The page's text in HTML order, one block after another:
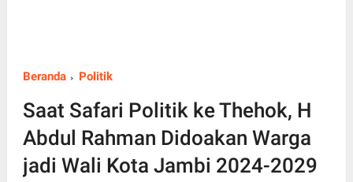
Beranda Politik
Saat Safari Politik ke Thehok, H
Abdul Rahman Didoakan Warga
jadi Wali Kota Jambi 2024-2029